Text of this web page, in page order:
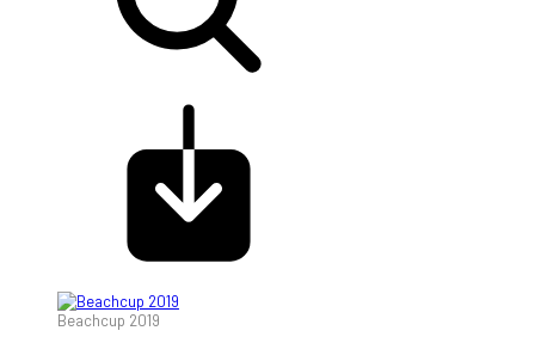
Beachcup 2019